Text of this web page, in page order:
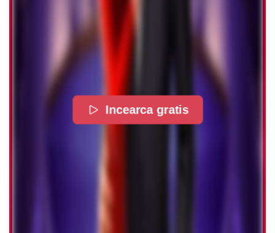
Incearca gratis